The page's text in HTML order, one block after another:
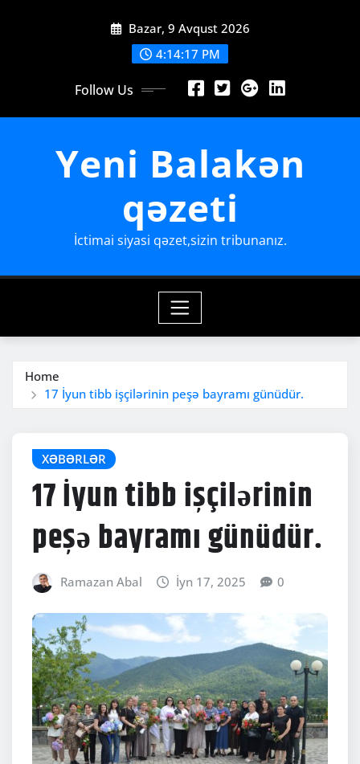
Bazar, 9 Avqust 2026
4:14:19 PM
Follow Us
Yeni Balakən
qəzeti
İctimai siyasi qəzet,sizin tribunanız.
Home
17 İyun tibb işçilərinin peşə bayramı günüdür.
XƏBƏRLƏR
17 İyun tibb işçilərinin
peşə bayramı günüdür.
Ramazan Abal İyn 17, 2025 0